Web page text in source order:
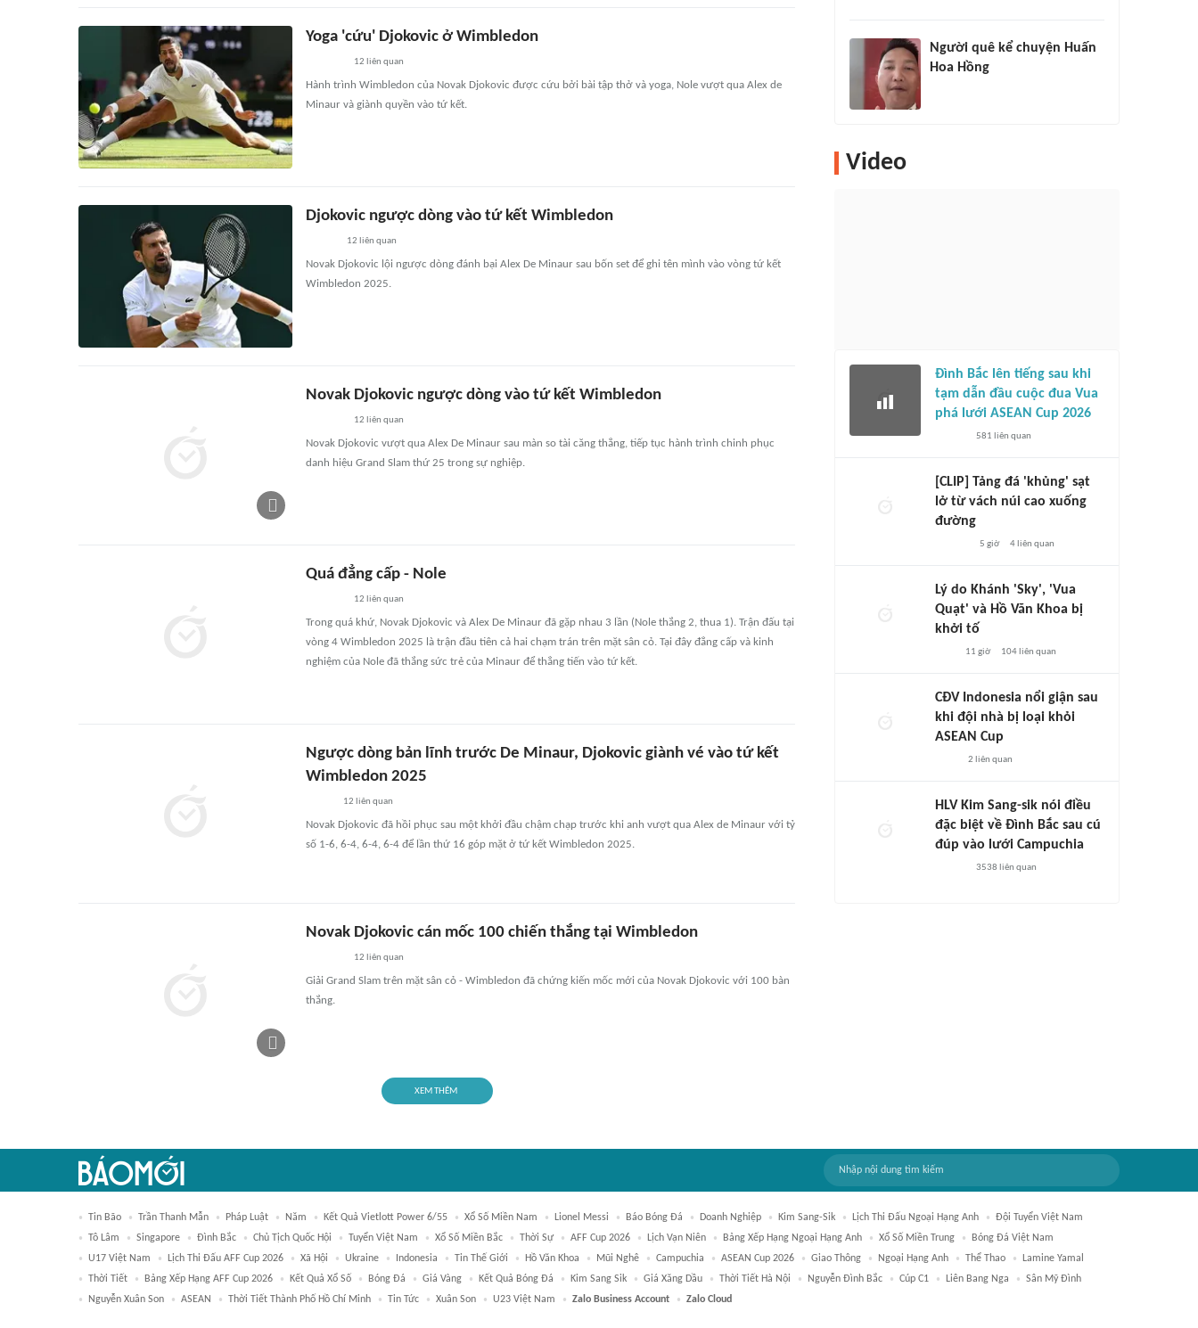
Yoga 'cứu' Djokovic ở Wimbledon
12 liên quan
Hành trình Wimbledon của Novak Djokovic được cứu bởi bài tập thở và yoga, Nole vượt qua Alex de
Minaur và giành quyền vào tứ kết.
Djokovic ngược dòng vào tứ kết Wimbledon
12 liên quan
Novak Djokovic lội ngược dòng đánh bại Alex De Minaur sau bốn set để ghi tên mình vào vòng tứ kết
Wimbledon 2025.
Novak Djokovic ngược dòng vào tứ kết Wimbledon
12 liên quan
Novak Djokovic vượt qua Alex De Minaur sau màn so tài căng thẳng, tiếp tục hành trình chinh phục
danh hiệu Grand Slam thứ 25 trong sự nghiệp.
Quá đẳng cấp - Nole
12 liên quan
Trong quá khứ, Novak Djokovic và Alex De Minaur đã gặp nhau 3 lần (Nole thắng 2, thua 1). Trận đấu tại
vòng 4 Wimbledon 2025 là trận đầu tiên cả hai chạm trán trên mặt sân cỏ. Tại đây đẳng cấp và kinh
nghiệm của Nole đã thắng sức trẻ của Minaur để thẳng tiến vào tứ kết.
Ngược dòng bản lĩnh trước De Minaur, Djokovic giành vé vào tứ kết
Wimbledon 2025
12 liên quan
Novak Djokovic đã hồi phục sau một khởi đầu chậm chạp trước khi anh vượt qua Alex de Minaur với tỷ
số 1-6, 6-4, 6-4, 6-4 để lần thứ 16 góp mặt ở tứ kết Wimbledon 2025.
Novak Djokovic cán mốc 100 chiến thắng tại Wimbledon
12 liên quan
Giải Grand Slam trên mặt sân cỏ - Wimbledon đã chứng kiến mốc mới của Novak Djokovic với 100 bàn
thắng.
XEM THÊM
Người quê kể chuyện Huấn
Hoa Hồng
Video
Đình Bắc lên tiếng sau khi
tạm dẫn đầu cuộc đua Vua
phá lưới ASEAN Cup 2026
581 liên quan
[CLIP] Tảng đá 'khủng' sạt
lở từ vách núi cao xuống
đường
5 giờ 4liên quan
Lý do Khánh 'Sky', 'Vua
Quạt' và Hồ Văn Khoa bị
khởi tố
11 giờ 104liên quan
CĐV Indonesia nổi giận sau
khi đội nhà bị loại khỏi
ASEAN Cup
2 liên quan
HLV Kim Sang-sik nói điều
đặc biệt về Đình Bắc sau cú
đúp vào lưới Campuchia
3538 liên quan
Tin Bão Trần Thanh Mẫn Pháp Luật Năm Kết Quả Vietlott Power 6/55 Xổ Số Miền Nam Lionel Messi Báo Bóng Đá Doanh Nghiệp Kim Sang-Sik Lịch Thi Đấu Ngoại Hạng Anh
Đội Tuyển Việt Nam
Tô Lâm
Singapore Đình Bắc Chủ Tịch Quốc Hội Tuyển Việt Nam Xổ Số Miền Bắc Thời Sự AFF Cup 2026 Lịch Vạn Niên Bảng Xếp Hạng Ngoại Hạng Anh Xổ Số Miền Trung
Bóng Đá Việt Nam
U17 Việt Nam
Lịch Thi Đấu AFF Cup 2026 Xã Hội Ukraine Indonesia Tin Thế Giới Hồ Văn Khoa Mũi Nghê Campuchia ASEAN Cup 2026 Giao Thông Ngoại Hạng Anh Thể Thao
Lamine Yamal
Thời Tiết
Bảng Xếp Hạng AFF Cup 2026 Kết Quả Xổ Số Bóng Đá Giá Vàng Kết Quả Bóng Đá Kim Sang Sik Giá Xăng Dầu Thời Tiết Hà Nội Nguyễn Đình Bắc Cúp C1 Liên Bang Nga
Sân Mỹ Đình
Nguyễn Xuân Son
ASEAN Thời Tiết Thành Phố Hồ Chí Minh Tin Tức Xuân Son U23 Việt Nam Zalo Business Account Zalo Cloud